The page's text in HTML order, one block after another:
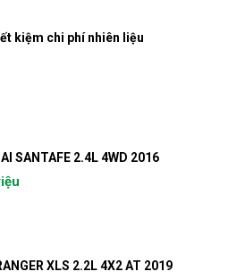
kiệm chi phí nhiên liệu
SANTAFE 2.4L 4WD 2016
XLS 2.2L 4X2 AT 2019